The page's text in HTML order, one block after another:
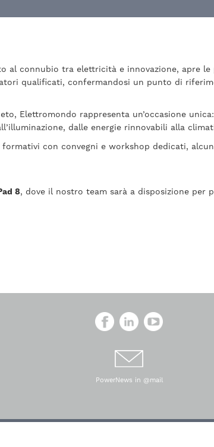
al connubio tra elettricità e innovazione, apre
qualificati, confermandosi un punto di
Elettromondo rappresenta un’occasione
dalle energie rinnovabili alla
formativi con convegni e workshop dedicati,
8, dove il nostro team sarà a disposizione per
PowerNews in @mail